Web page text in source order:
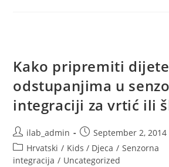
Kako pripremiti
odstupanjima u
integraciji za vrtić ili
Post
author:
ilab_admin
Post
published:
September 2, 2014
Post
category:
Hrvatski / Kids / Djeca / Senzorna
integracija / Uncategorized